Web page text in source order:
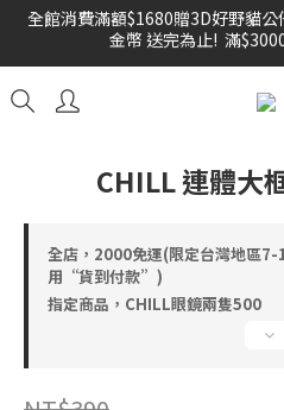
雙倍奉還 歡慶父親節全
全館消費滿額$1680贈3D好野貓
金幣 送完為止!  滿
雙倍奉還 歡慶父親節全
CHILL 連體大
全店，2000免運(限定台灣地區
用“貨到付款”)
指定商品，CHILL眼鏡兩隻500